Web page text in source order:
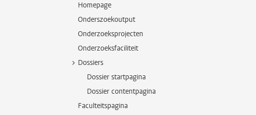
Homepage
Onderszoekoutput
Onderzoeksprojecten
Onderzoeksfaciliteit
Dossiers
Dossier startpagina
Dossier contentpagina
Faculteitspagina